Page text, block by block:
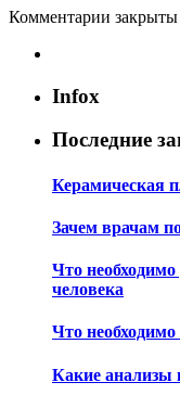
Комментарии закрыты
Infox
Последние
Керамическая
Зачем врачам
Что
человека
Что
Какие анализы